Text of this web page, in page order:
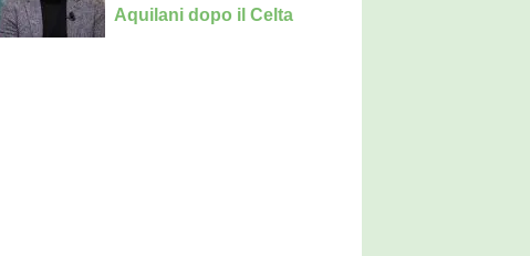
Aquilani dopo il Celta